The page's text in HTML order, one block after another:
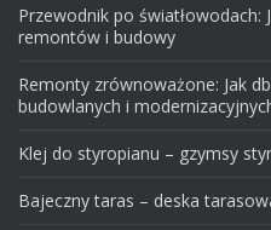
Przewodnik po światłowodach:
remontów i budowy
Remonty zrównoważone: Jak
budowlanych i
Klej do styropianu – gzymsy
Bajeczny taras – deska